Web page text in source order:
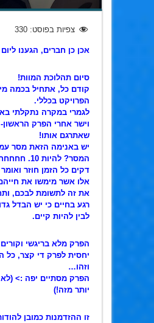
צפיות בפוסט: 330
אכן כן חברים, הגענו
סיום תהלוכת המוות!
קודם כל, אתחיל בכמה
הפרויקט בכללי.
לגמרי במקרה נתקלתי
וישר אחרי הפרק הראשון-
שאתרגם אותו!
יש באנימה הזאת מסר
המסר? להיות
דקים כל הזמן חוזר
אלו אשר מימשו את
את זה לתשומת לבכם,
רגע בחיים כי יש הבדל
לבין להיות קיים.
הפרק מלא בריגשי
יחסית לפרק די קצר, כל
וזהו…
הפרק מסתיים יפה :> (לא
יותר מזה!)
זו ההזדמנות כמובן